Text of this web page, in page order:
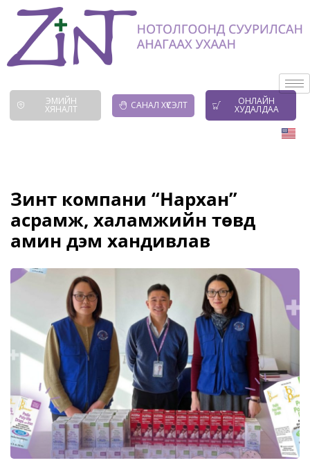
ЭМИЙН
ХЯНАЛТ САНАЛ ХҮСЭЛТ ОНЛАЙН
ХУДАЛДАА
Зинт компани “Нархан”
асрамж, халамжийн төвд
амин дэм хандивлав